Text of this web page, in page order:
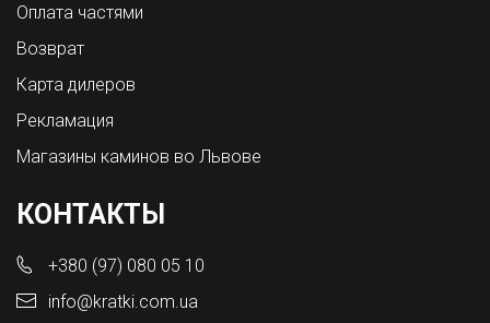
Оплата частями
Возврат
Карта дилеров
Рекламация
Магазины каминов во Львове
КОНТАКТЫ
+380 (97) 080 05 10
info@kratki.com.ua